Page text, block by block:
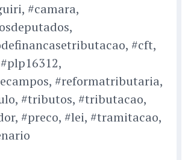
#camara,
#cft,
#reformatributaria,
#tributos, #tributacao,
#preco, #lei, #tramitacao,